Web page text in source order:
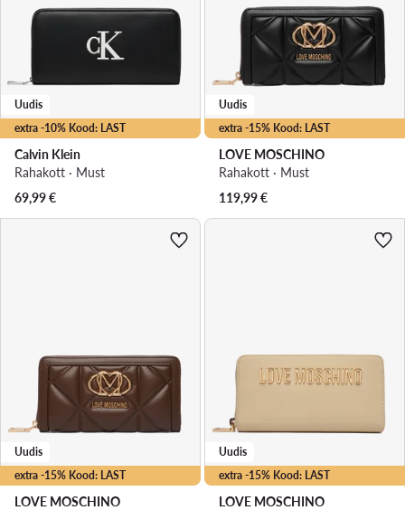
extra -10% Kood: LAST
Uudis
Calvin Klein
Rahakott · Must
69,99€
extra -15% Kood: LAST
Uudis
LOVE MOSCHINO
Rahakott · Must
119,99€
extra -15% Kood: LAST
Uudis
LOVE MOSCHINO
extra -15% Kood: LAST
Uudis
LOVE MOSCHINO